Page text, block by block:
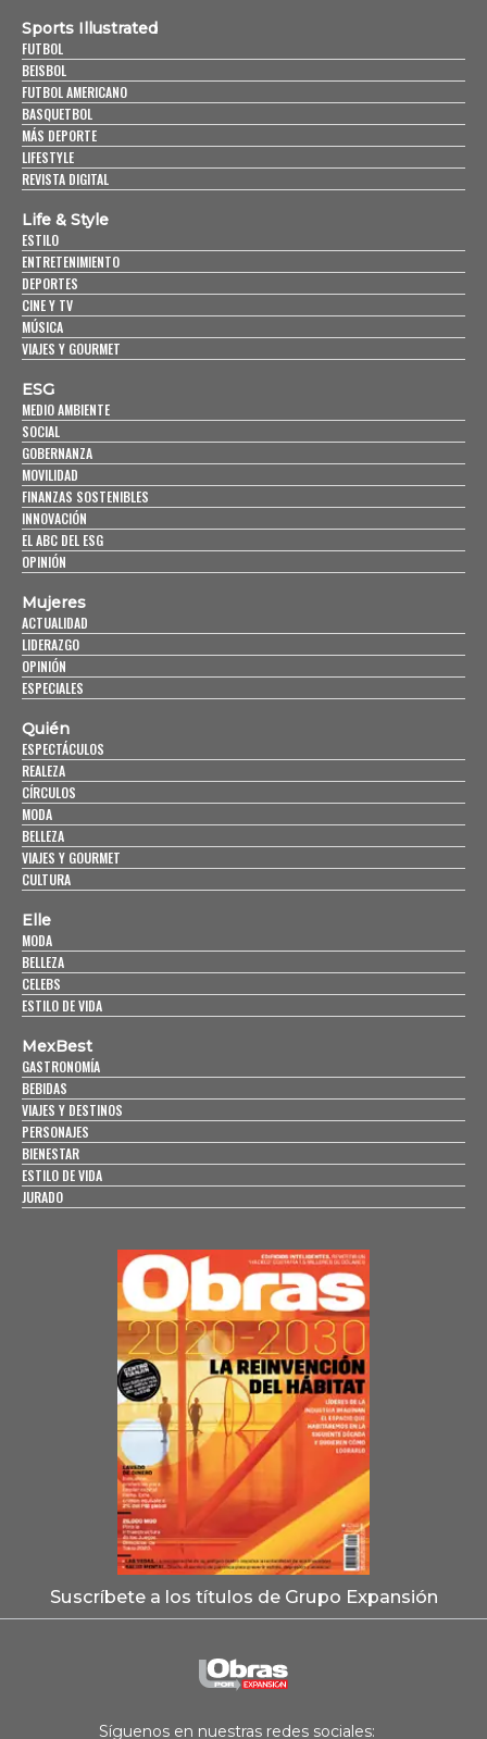
Sports Illustrated
FUTBOL
BEISBOL
FUTBOL AMERICANO
BASQUETBOL
MÁS DEPORTE
LIFESTYLE
REVISTA DIGITAL
Life & Style
ESTILO
ENTRETENIMIENTO
DEPORTES
CINE Y TV
MÚSICA
VIAJES Y GOURMET
ESG
MEDIO AMBIENTE
SOCIAL
GOBERNANZA
MOVILIDAD
FINANZAS SOSTENIBLES
INNOVACIÓN
EL ABC DEL ESG
OPINIÓN
Mujeres
ACTUALIDAD
LIDERAZGO
OPINIÓN
ESPECIALES
Quién
ESPECTÁCULOS
REALEZA
CÍRCULOS
MODA
BELLEZA
VIAJES Y GOURMET
CULTURA
Elle
MODA
BELLEZA
CELEBS
ESTILO DE VIDA
MexBest
GASTRONOMÍA
BEBIDAS
VIAJES Y DESTINOS
PERSONAJES
BIENESTAR
ESTILO DE VIDA
JURADO
Suscríbete a los títulos de Grupo Expansión
Síguenos en nuestras redes sociales: